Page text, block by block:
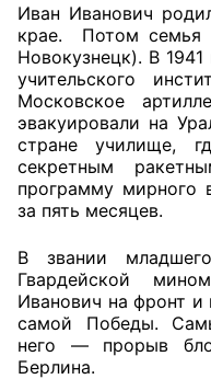
Общественные
органах
исполнительной
Общественные
независимой
оказания услуг
О Палате
Структура Палаты
Комиссии
Экспертный
Иван Иванович
крае. Потом семья
Новокузнецк). В
учительского
Московское
эвакуировали на
стране училище,
секретным
программу мирного
за пять месяцев.
В звании
Гвардейской
Иванович на фронт
самой Победы.
него — прорыв
Берлина.